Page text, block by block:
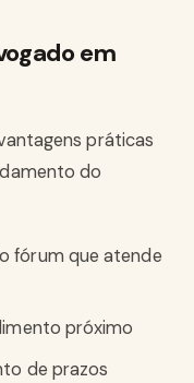
em
práticas
do
fórum que atende
próximo
de prazos